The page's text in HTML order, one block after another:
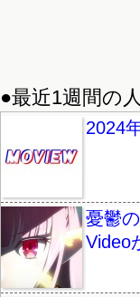
●最近1週間の
2024
憂鬱
Video